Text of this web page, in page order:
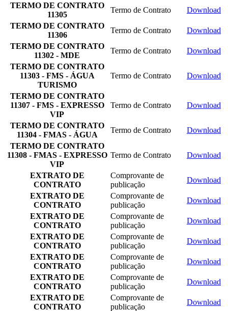
TERMO DE CONTRATO
11305
Termo de Contrato
Download
TERMO DE CONTRATO
11306
Termo de Contrato
Download
TERMO DE CONTRATO
11302 - MDE
Termo de Contrato
Download
TERMO DE CONTRATO
11303 - FMS - ÁGUA
TURISMO
Termo de Contrato Download
TERMO DE CONTRATO
11307 - FMS - EXPRESSO
VIP
Termo de Contrato Download
TERMO DE CONTRATO
11304 - FMAS - ÁGUA
Termo de Contrato
Download
TERMO DE CONTRATO
11308 - FMAS - EXPRESSO
VIP
Termo de Contrato Download
EXTRATO DE
CONTRATO
Comprovante de
publicação
Download
EXTRATO DE
CONTRATO
Comprovante de
publicação
Download
EXTRATO DE
CONTRATO
Comprovante de
publicação
Download
EXTRATO DE
CONTRATO
Comprovante de
publicação
Download
EXTRATO DE
CONTRATO
Comprovante de
publicação
Download
EXTRATO DE
CONTRATO
Comprovante de
publicação
Download
EXTRATO DE
CONTRATO
Comprovante de
publicação
Download